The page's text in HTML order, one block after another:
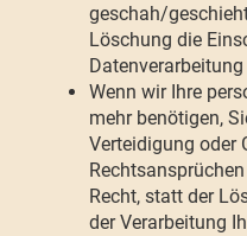
geschah/
Löschung die
Wenn wir Ihre
mehr benötigen,
Verteidigung oder
Recht, statt der
der Verarbeitung